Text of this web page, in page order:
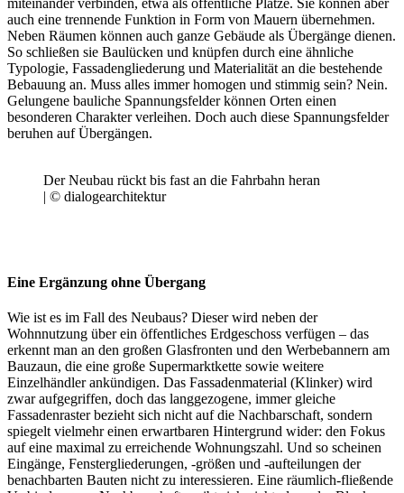
auch eine trennende Funktion in Form von Mauern übernehmen.
Neben Räumen können auch ganze Gebäude als Übergänge dienen.
So schließen sie Baulücken und knüpfen durch eine ähnliche
Typologie, Fassadengliederung und Materialität an die bestehende
Bebauung an. Muss alles immer homogen und stimmig sein? Nein.
Gelungene bauliche Spannungsfelder können Orten einen
besonderen Charakter verleihen. Doch auch diese Spannungsfelder
beruhen auf Übergängen.
Der Neubau rückt bis fast an die Fahrbahn heran
| © dialogearchitektur
Eine Ergänzung ohne Übergang
Wie ist es im Fall des Neubaus? Dieser wird neben der
Wohnnutzung über ein öffentliches Erdgeschoss verfügen – das
erkennt man an den großen Glasfronten und den Werbebannern am
Bauzaun, die eine große Supermarktkette sowie weitere
Einzelhändler ankündigen. Das Fassadenmaterial (Klinker) wird
zwar aufgegriffen, doch das langgezogene, immer gleiche
Fassadenraster bezieht sich nicht auf die Nachbarschaft, sondern
spiegelt vielmehr einen erwartbaren Hintergrund wider: den Fokus
auf eine maximal zu erreichende Wohnungszahl. Und so scheinen
Eingänge, Fenstergliederungen, -größen und -aufteilungen der
benachbarten Bauten nicht zu interessieren. Eine räumlich-fließende